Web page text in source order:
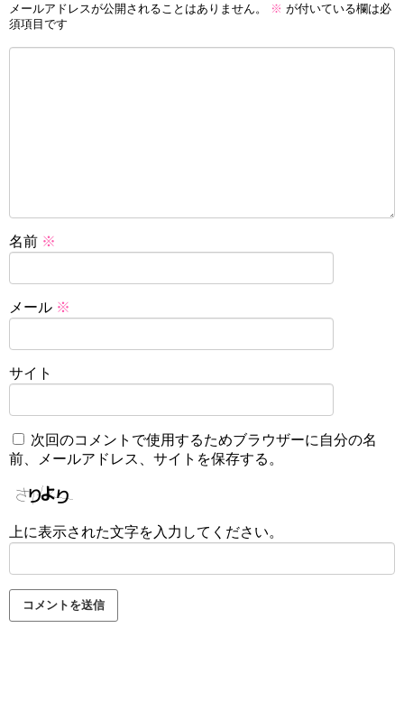
メールアドレスが公開されることはありません。 ※ が付いている欄は必
須項目です
名前 ※
メール ※
サイト
次回のコメントで使用するためブラウザーに自分の名
前、メールアドレス、サイトを保存する。
上に表示された文字を入力してください。